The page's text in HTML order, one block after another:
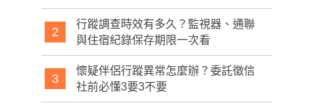
2
行蹤調查時效有多久？監視器、通聯
與住宿紀錄保存期限一次看
3
懷疑伴侶行蹤異常怎麼辦？委託徵信
社前必懂3要3不要